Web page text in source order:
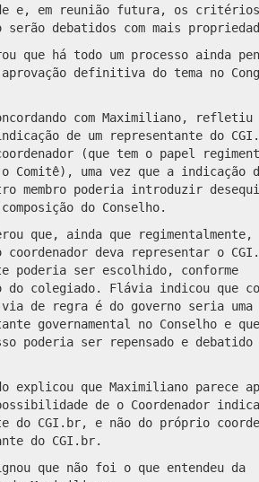
e, em reunião futura, os
debatidos com mais
que há todo um processo ainda
definitiva do tema no
com Maximiliano, refletiu
de um representante do
(que tem o papel
Comitê), uma vez que a indicação
membro poderia introduzir
do Conselho.
que, ainda que regimentalmente,
deva representar o
poderia ser escolhido, conforme
do colegiado. Flávia indicou que
via de regra é do governo seria
governamental no Conselho e
poderia ser repensado e debatido
explicou que Maximiliano parece
de o Coordenador
do CGI.br, e não do próprio
do CGI.br.
que não foi o que entendeu da